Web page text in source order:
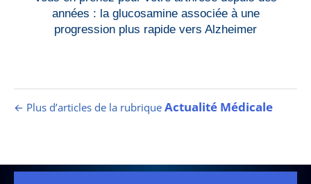
années : la glucosamine associée à une
progression plus rapide vers Alzheimer
← Plus d’articles de la rubrique Actualité Médicale